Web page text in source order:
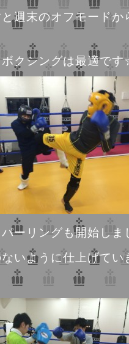
週末のオフモード
ボクシングは最適で
ーリングも開始しま
いように仕上げて